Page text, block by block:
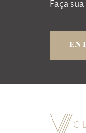
Faça